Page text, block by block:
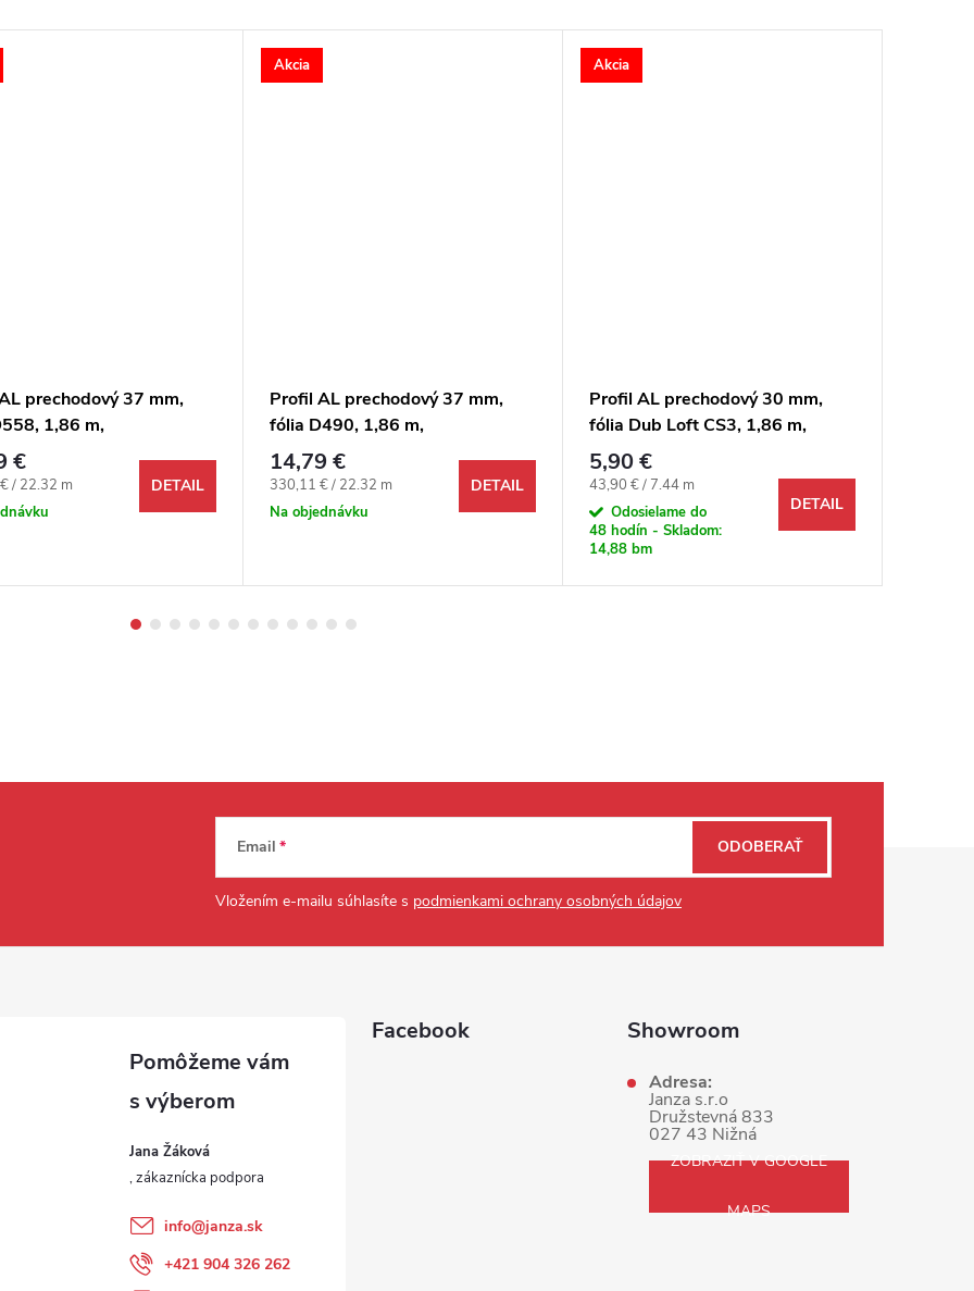
prechodový 37 mm,
1,86 m,
narážací oblý, 3v1
€
cena:
/ 22.32 m
DETAIL
Akcia
Profil AL prechodový 37 mm,
fólia D490, 1,86 m,
samolepiaco-narážací oblý, 3v1
Egger
14,79 €
Jednotková cena:
330,11 € / 22.32 m
Na objednávku
DETAIL
Akcia
Profil AL prechodový 30 mm,
fólia Dub Loft CS3, 1,86 m,
samolepiaco-narážací plochý,
CS3 Arbiton COLOR SYSTEM
3in1 DuoFix
5,90 €
Jednotková cena:
43,90 € / 7.44 m
Odosielame do
48 hodín - Skladom:
14,88 bm
DETAIL
Email
Vložením e-mailu súhlasíte s podmienkami ochrany osobných údajov
ODOBERAŤ
Jana Žáková
info@janza.sk
+421 904 326 262
Facebook Showroom
Adresa:
Janza s.r.o
Družstevná 833
027 43 Nižná
ZOBRAZIŤ V GOOGLE
MAPS